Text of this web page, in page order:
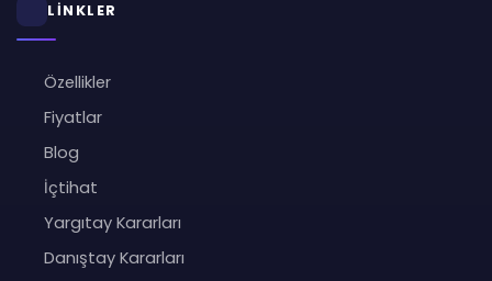
LİNKLER
Özellikler
Fiyatlar
Blog
İçtihat
Yargıtay Kararları
Danıştay Kararları